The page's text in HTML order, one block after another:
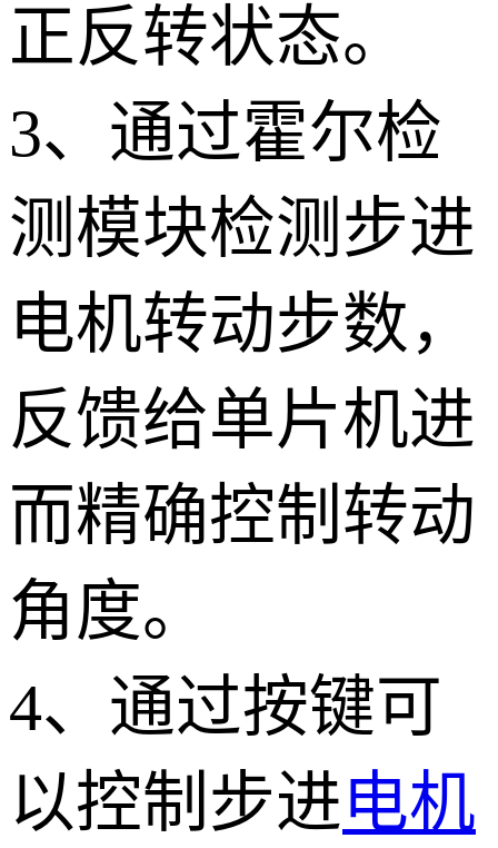
正反转状态。
3、通过霍尔检
测模块检测步进
电机转动步数，
反馈给单片机进
而精确控制转动
角度。
4、通过按键可
以控制步进电机